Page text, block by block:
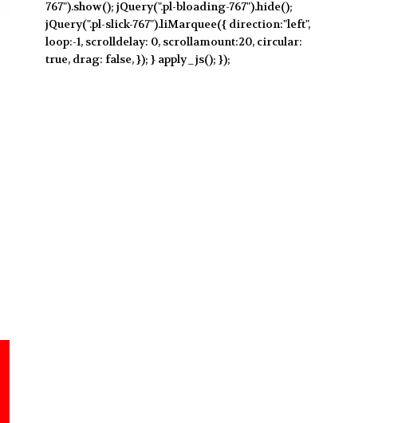
767").show(); jQuery(".pl-bloading-767").hide();
jQuery(".pl-slick-767").liMarquee({ direction:"left",
loop:-1, scrolldelay: 0, scrollamount:20, circular:
true, drag: false, }); } apply_js(); });